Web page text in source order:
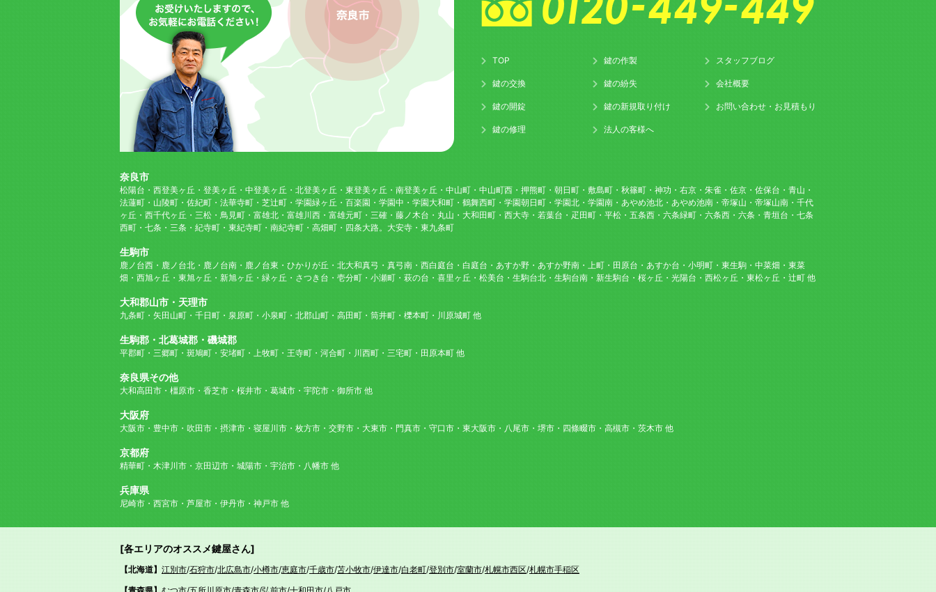
TOP
鍵の交換
鍵の開錠
鍵の修理
鍵の作製
鍵の紛失
鍵の新規取り付け
法人の客様へ
スタッフブログ
会社概要
お問い合わせ・お見積もり
奈良市
松陽台・西登美ヶ丘・登美ヶ丘・中登美ヶ丘・北登美ヶ丘・東登美ヶ丘・南登美ヶ丘・中山町・中山町西・押熊町・朝日町・敷島町・秋篠町・神功・右京・朱雀・佐京・佐保台・青山・
法蓮町・山陵町・佐紀町・法華寺町・芝辻町・学園緑ヶ丘・百楽園・学園中・学園大和町・鶴舞西町・学園朝日町・学園北・学園南・あやめ池北・あやめ池南・帝塚山・帝塚山南・千代
ヶ丘・西千代ヶ丘・三松・鳥見町・富雄北・富雄川西・富雄元町・三確・藤ノ木台・丸山・大和田町・西大寺・若葉台・疋田町・平松・五条西・六条緑町・六条西・六条・青垣台・七条
西町・七条・三条・紀寺町・東紀寺町・南紀寺町・高畑町・四条大路。大安寺・東九条町
生駒市
鹿ノ台西・鹿ノ台北・鹿ノ台南・鹿ノ台東・ひかりが丘・北大和真弓・真弓南・西白庭台・白庭台・あすか野・あすか野南・上町・田原台・あすか台・小明町・東生駒・中菜畑・東菜
畑・西旭ヶ丘・東旭ヶ丘・新旭ヶ丘・緑ヶ丘・さつき台・壱分町・小瀬町・萩の台・喜里ヶ丘・松美台・生駒台北・生駒台南・新生駒台・桜ヶ丘・光陽台・西松ヶ丘・東松ヶ丘・辻町 他
大和郡山市・天理市
九条町・矢田山町・千日町・泉原町・小泉町・北郡山町・高田町・筒井町・櫟本町・川原城町 他
生駒郡・北葛城郡・磯城郡
平郡町・三郷町・斑鳩町・安堵町・上牧町・王寺町・河合町・川西町・三宅町・田原本町 他
奈良県その他
大和高田市・橿原市・香芝市・桜井市・葛城市・宇陀市・御所市 他
大阪府
大阪市・豊中市・吹田市・摂津市・寝屋川市・枚方市・交野市・大東市・門真市・守口市・東大阪市・八尾市・堺市・四條畷市・高槻市・茨木市 他
京都府
精華町・木津川市・京田辺市・城陽市・宇治市・八幡市 他
兵庫県
尼崎市・西宮市・芦屋市・伊丹市・神戸市 他
[各エリアのオススメ鍵屋さん]
【北海道】 江別市/石狩市/北広島市/小樽市/恵庭市/千歳市/苫小牧市/伊達市/白老町/登別市/室蘭市/札幌市西区/札幌市手稲区